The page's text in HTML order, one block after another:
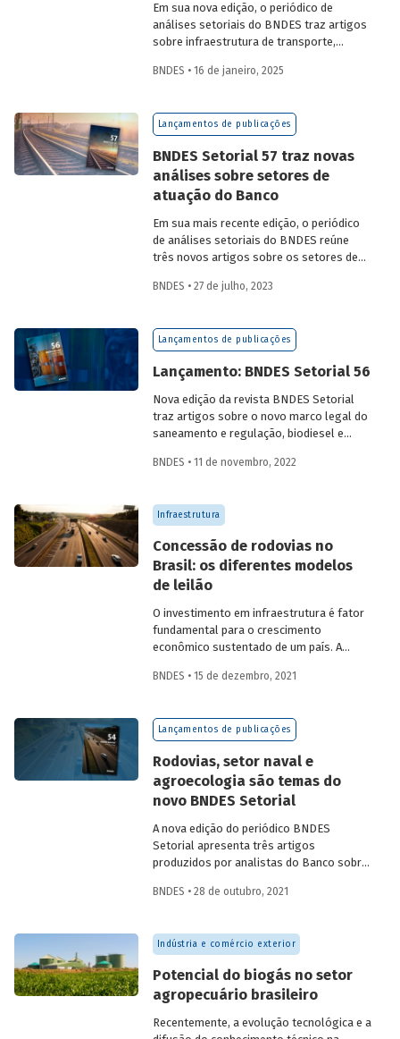
Em sua nova edição, o periódico de
análises setoriais do BNDES traz artigos
sobre infraestrutura de transporte,
sustentáveis, mercado de aeronaves,
BNDES • 16 de janeiro, 2025
Lançamentos de publicações
BNDES Setorial 57 traz novas
análises sobre setores de
atuação do Banco
Em sua mais recente edição, o periódico
de análises setoriais do BNDES reúne
três novos artigos sobre os setores de
defesa. Saiba mais e acesse os estudos
BNDES • 27 de julho, 2023
Lançamentos de publicações
Lançamento: BNDES Setorial 56
Nova edição da revista BNDES Setorial
traz artigos sobre o novo marco legal do
saneamento e regulação, biodiesel e
leasing de aeronaves no setor de
BNDES • 11 de novembro, 2022
Infraestrutura
Concessão de rodovias no
Brasil: os diferentes modelos
de leilão
O investimento em infraestrutura é fator
fundamental para o crescimento
econômico sustentado de um país. A
concessões rodoviárias começaram a ser
sem comprometer os investimentos no
setor. Saiba mais sobre os diferentes
concessões de rodovias realizadas no
país.
BNDES • 15 de dezembro, 2021
Lançamentos de publicações
Rodovias, setor naval e
agroecologia são temas do
novo BNDES Setorial
A nova edição do periódico BNDES
Setorial apresenta três artigos
produzidos por analistas do Banco sobre
agroecologia, importantes áreas do
sobre os artigos e confira a publicação
completa.
BNDES • 28 de outubro, 2021
Indústria e comércio exterior
Potencial do biogás no setor
agropecuário brasileiro
Recentemente, a evolução tecnológica e a